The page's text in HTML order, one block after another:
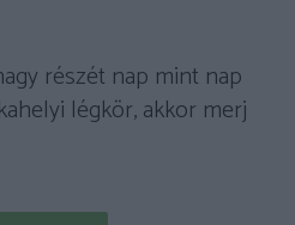
részét nap mint nap
légkör, akkor merj